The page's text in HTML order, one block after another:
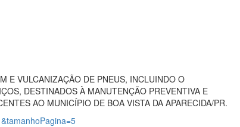
E VULCANIZAÇÃO DE PNEUS, INCLUINDO O
DESTINADOS À MANUTENÇÃO PREVENTIVA E
AO MUNICÍPIO DE BOA VISTA DA APARECIDA/PR.